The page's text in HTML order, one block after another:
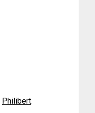
Philibert.